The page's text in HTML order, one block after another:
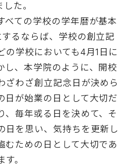
た。
ての学校の学年暦が基本
るならば、学校の創立記
の学校においても4月1日に
し、本学院のように、開校
ざわざ創立記念日が決めら
日が始業の日として大切だ
、毎年或る日を決めて、そ
日を思い、気持ちを更新し
むための日として大切であ
。